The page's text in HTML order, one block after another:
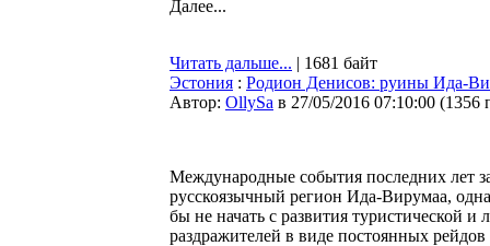
Далее...
Читать дальше... | 1681 байт
Эстония : Родион Денисов: руины Ида-
Автор: OllySa в 27/05/2016 07:10:00 (1356
Международные события последних лет
русскоязычный регион Ида-Вирумаа,
бы не начать с развития туристической
раздражителей в виде постоянных